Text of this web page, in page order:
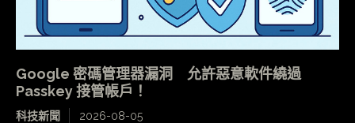
Google 密碼管理器漏洞 允許惡意軟件繞過
Passkey 接管帳戶！
科技新聞 2026-08-05